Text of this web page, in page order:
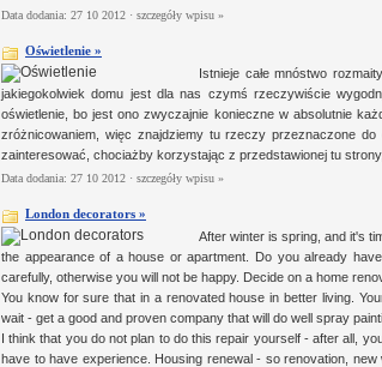
Data dodania: 27 10 2012 · szczegóły wpisu »
Oświetlenie »
Istnieje całe mnóstwo
jakiegokolwiek domu jest dla nas czymś rzeczywiście
oświetlenie, bo jest ono zwyczajnie konieczne w absolutnie
zróżnicowaniem, więc znajdziemy tu rzeczy przeznaczone
zainteresować, chociażby korzystając z przedstawionej tu
Data dodania: 27 10 2012 · szczegóły wpisu »
London decorators »
After winter is spring, and it's
the appearance of a house or apartment. Do you already
carefully, otherwise you will not be happy. Decide on a home
You know for sure that in a renovated house in better living.
wait - get a good and proven company that will do well spray
I think that you do not plan to do this repair yourself - after all,
have to have experience. Housing renewal - so renovation,